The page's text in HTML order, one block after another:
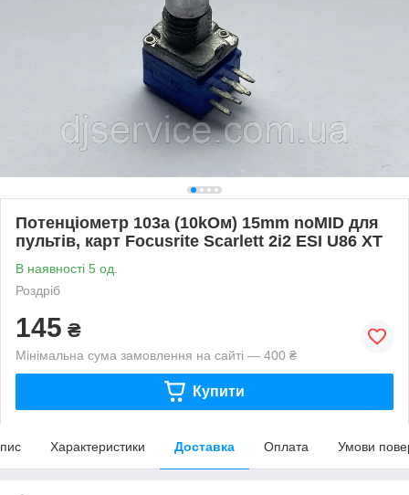
Потенціометр 103a (10kOм) 15mm noMID для
пультів, карт Focusrite Scarlett 2i2 ESI U86 XT
В наявності 5 од.
Роздріб
145 ₴
Мінімальна сума замовлення на сайті — 400 ₴
Купити
Характеристики Доставка Оплата Умови